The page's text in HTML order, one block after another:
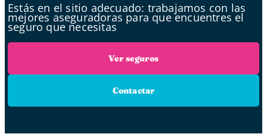
Estás en el sitio adecuado: trabajamos con las
mejores aseguradoras para que encuentres el
seguro que necesitas
Ver seguros
Contactar